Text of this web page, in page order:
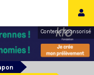
Contenu sponsorisé